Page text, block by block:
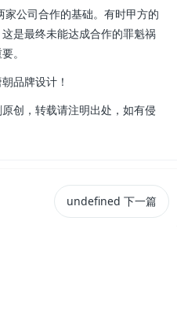
公司合作的基础。有时甲方的
是最终未能达成合作的罪魁祸
。
品牌设计！
创，转载请注明出处，如有侵
undefined 下一篇